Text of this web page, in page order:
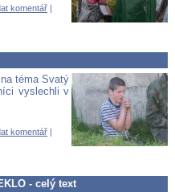
komentář |
téma Svatý
vyslechli v
komentář |
- celý text